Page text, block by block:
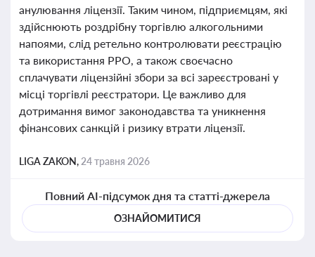
анулювання ліцензії. Таким чином, підприємцям, які
здійснюють роздрібну торгівлю алкогольними
напоями, слід ретельно контролювати реєстрацію
та використання РРО, а також своєчасно
сплачувати ліцензійні збори за всі зареєстровані у
місці торгівлі реєстратори. Це важливо для
дотримання вимог законодавства та уникнення
фінансових санкцій і ризику втрати ліцензії.
LIGA ZAKON, 24 травня 2026
Повний AI-підсумок дня та статті-джерела
ОЗНАЙОМИТИСЯ